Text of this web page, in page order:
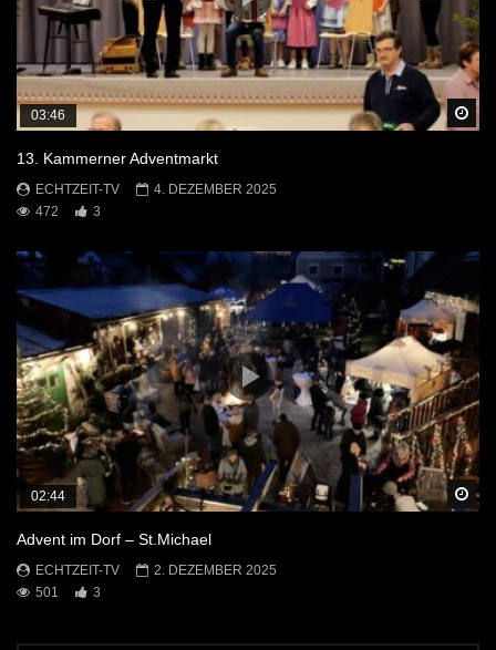
03:46
13. Kammerner Adventmarkt
ECHTZEIT-TV
4. DEZEMBER 2025
472
3
02:44
Advent im Dorf – St.Michael
ECHTZEIT-TV
2. DEZEMBER 2025
501
3